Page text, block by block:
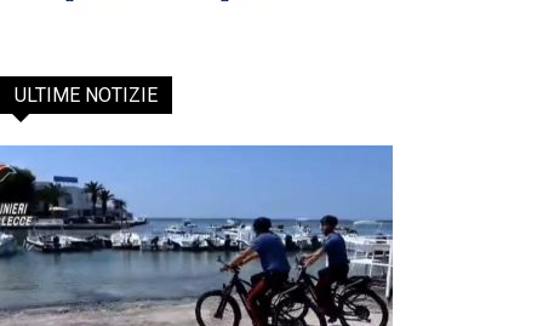
ULTIME NOTIZIE